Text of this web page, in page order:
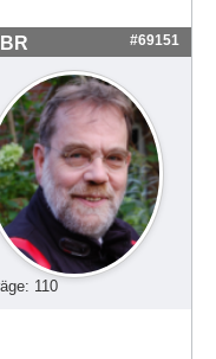
#69151
110